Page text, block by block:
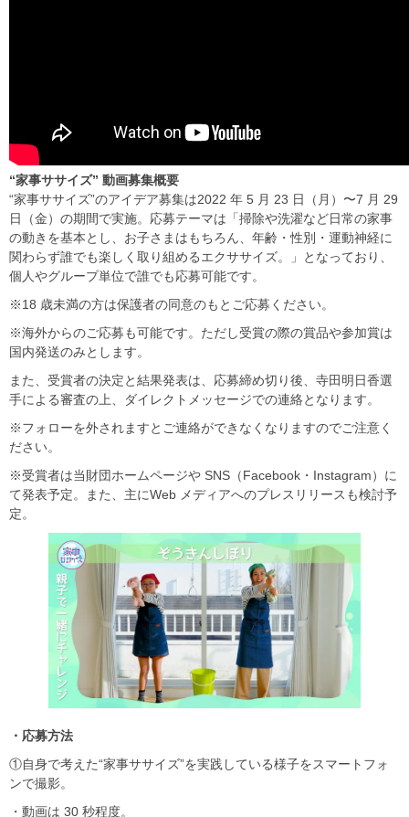
“家事ササイズ” 動画募集概要
“家事ササイズ”のアイデア募集は2022 年 5 月 23 日（月）〜7 月 29
日（金）の期間で実施。応募テーマは「掃除や洗濯など日常の家事
の動きを基本とし、お子さまはもちろん、年齢・性別・運動神経に
関わらず誰でも楽しく取り組めるエクササイズ。」となっており、
個人やグループ単位で誰でも応募可能です。
※18 歳未満の方は保護者の同意のもとご応募ください。
※海外からのご応募も可能です。ただし受賞の際の賞品や参加賞は
国内発送のみとします。
また、受賞者の決定と結果発表は、応募締め切り後、寺田明日香選
手による審査の上、ダイレクトメッセージでの連絡となります。
※フォローを外されますとご連絡ができなくなりますのでご注意く
ださい。
※受賞者は当財団ホームページや SNS（Facebook・Instagram）に
て発表予定。また、主にWeb メディアへのプレスリリースも検討予
定。
・応募方法
①自身で考えた“家事ササイズ”を実践している様子をスマートフォ
ンで撮影。
・動画は 30 秒程度。